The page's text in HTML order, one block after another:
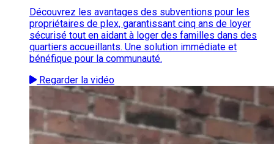
Découvrez les avantages des subventions pour les
propriétaires de plex, garantissant cinq ans de loyer
sécurisé tout en aidant à loger des familles dans des
quartiers accueillants. Une solution immédiate et
bénéfique pour la communauté.
Regarder la vidéo